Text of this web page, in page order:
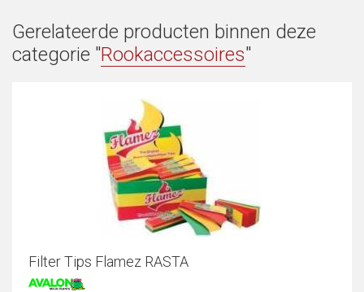
Gerelateerde producten binnen deze
categorie "Rookaccessoires"
Filter Tips Flamez RASTA